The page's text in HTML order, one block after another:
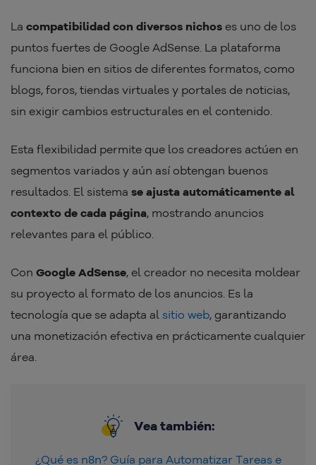
La compatibilidad con diversos nichos es uno de los
puntos fuertes de Google AdSense. La plataforma
funciona bien en sitios de diferentes formatos, como
blogs, foros, tiendas virtuales y portales de noticias,
sin exigir cambios estructurales en el contenido.
Esta flexibilidad permite que los creadores actúen en
segmentos variados y aún así obtengan buenos
resultados. El sistema se ajusta automáticamente al
contexto de cada página, mostrando anuncios
relevantes para el público.
Con Google AdSense, el creador no necesita moldear
su proyecto al formato de los anuncios. Es la
tecnología que se adapta al sitio web, garantizando
una monetización efectiva en prácticamente cualquier
área.
Vea también:
¿Qué es n8n? Guía para Automatizar Tareas e